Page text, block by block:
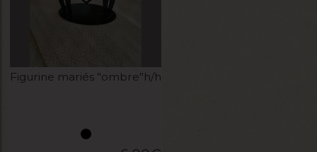
Figurine mariés "ombre"h/h